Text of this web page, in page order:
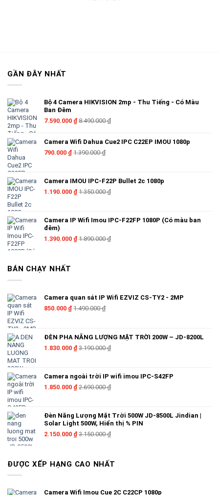
(Lưu ý :
Bạn lắp đăt trọn bộ camera tại digione gần như không phát
sinh bất kỳ gì cả chỉ phát sinh thêm dây tín hiệu và dây điện nếu vượt
quá 20m khuyến mại)
Camera IP Dạng DOME Kbvision 2.0 Megapixel
Camera IP Thân Trụ Kbvision 2.0 Megapixel
Đầu Ghi Hình camera KBVISION-USA
*Tính năng hoạt động camera KBVISION-USA:
+ Phù hợp diện tích phòng từ 10m2 – 40m2
+ Giám sát từ xa trên điện thoại ở mọi nơi.
+Camera ghi hìnhliên tục 24/24.
+ Phù hợp lắp đặt trong nhà hoặc ngoài trời.
+ Hỗ trợ hồng ngoại xem ban đêm cực nét
+ Camera cố định góc quan sát rộng
GẦN ĐÂY NHẤT
Bộ 4 Camera HIKVISION 2mp - Thu Tiếng - Có Màu
Ban Đêm
7.590.000 ₫ 8.490.000₫
Camera Wifi Dahua Cue2 IPC C22EP IMOU 1080p
790.000 ₫ 1.390.000₫
Camera IMOU IPC-F22P Bullet 2c 1080p
1.190.000 ₫ 1.350.000₫
Camera IP Wifi Imou IPC-F22FP 1080P (Có màu ban
đêm)
1.390.000 ₫ 1.890.000₫
BÁN CHẠY NHẤT
Camera quan sát IP Wifi EZVIZ CS-TY2 - 2MP
850.000 ₫ 1.490.000₫
ĐÈN PHA NĂNG LƯỢNG MẶT TRỜI 200W – JD-8200L
1.830.000 ₫ 3.190.000₫
Camera ngoài trời IP wifi imou IPC-S42FP
1.850.000 ₫ 2.690.000₫
Đèn Năng Lượng Mặt Trời 500W JD-8500L Jindian |
Solar Light 500W, Hiển thị % PIN
2.150.000 ₫ 3.150.000₫
ĐƯỢC XẾP HẠNG CAO NHẤT
Camera Wifi Imou Cue 2C C22CP 1080p